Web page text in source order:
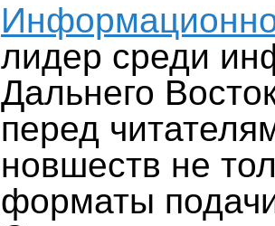
лидер среди
Дальнего
перед
новшеств не
форматы